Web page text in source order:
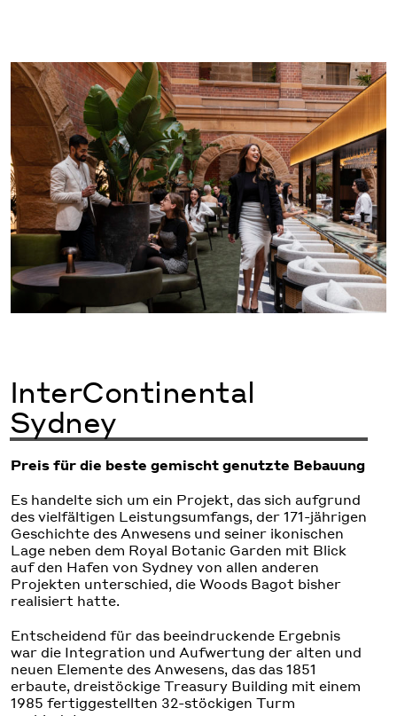
InterContinental
Sydney
Preis für die beste gemischt genutzte Bebauung
Es handelte sich um ein Projekt, das sich aufgrund
des vielfältigen Leistungsumfangs, der 171-jährigen
Geschichte des Anwesens und seiner ikonischen
Lage neben dem Royal Botanic Garden mit Blick
auf den Hafen von Sydney von allen anderen
Projekten unterschied, die Woods Bagot bisher
realisiert hatte.
Entscheidend für das beeindruckende Ergebnis
war die Integration und Aufwertung der alten und
neuen Elemente des Anwesens, das das 1851
erbaute, dreistöckige Treasury Building mit einem
1985 fertiggestellten 32-stöckigen Turm